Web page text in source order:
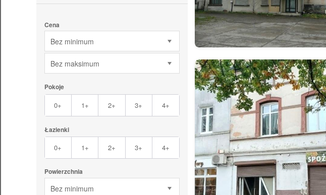
Cena
Bez minimum
Bez maksimum
Pokoje
0+ 1+ 2+ 3+ 4+
Łazienki
0+ 1+ 2+ 3+ 4+
Powierzchnia
Bez minimum